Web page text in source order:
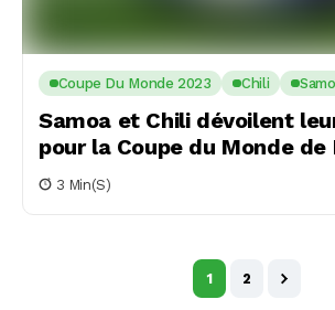
Coupe Du Monde 2023 Chili
Samoa et Chili dévoilent
pour la Coupe du Monde de
3 Min(s)
1 2